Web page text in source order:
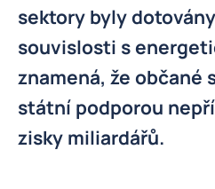
sektory byly
souvislosti s
znamená, že občané
státní podporou
zisky miliardářů.